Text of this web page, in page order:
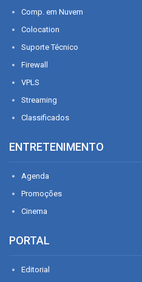
Comp. em Nuvem
Colocation
Suporte Técnico
Firewall
VPLS
Streaming
Classificados
ENTRETENIMENTO
Agenda
Promoções
Cinema
PORTAL
Editorial